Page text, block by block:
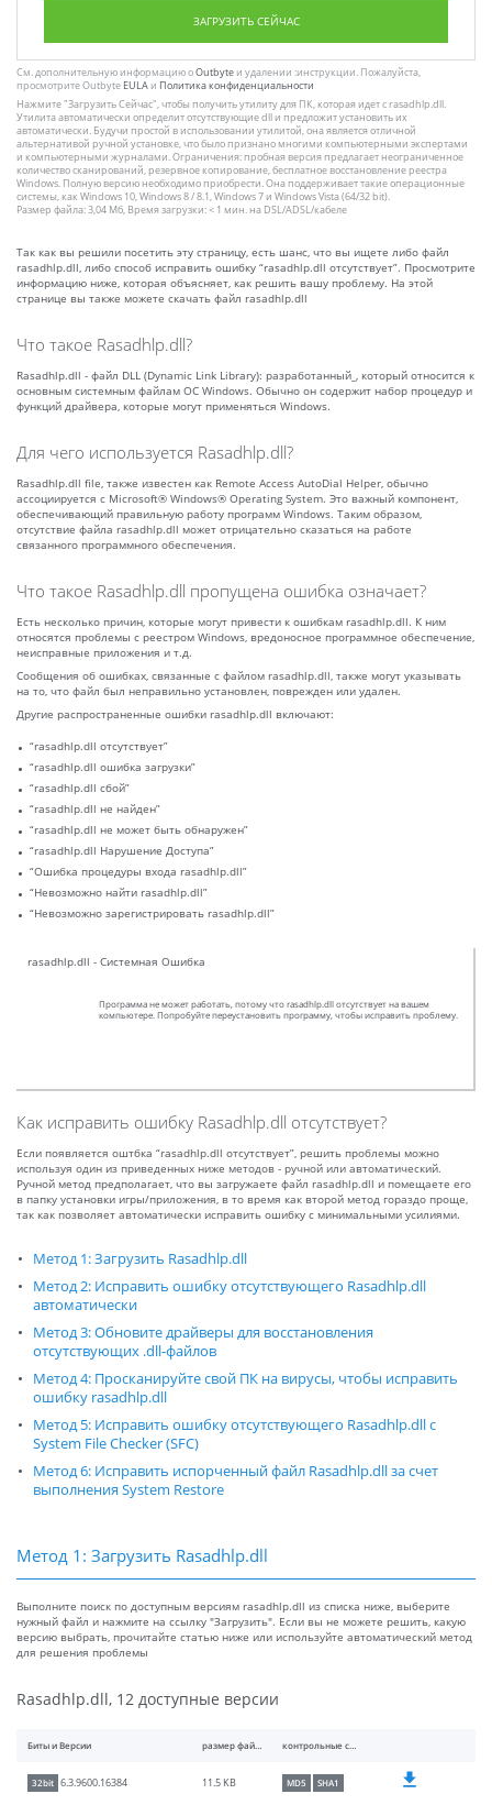
ЗАГРУЗИТЬ СЕЙЧАС
См. дополнительную информацию оOutbyteи удалении :инструкции. Пожалуйста,
просмотрите Outbyte EULAи Политика конфиденциальности
Нажмите"Загрузить Сейчас", чтобы получить утилиту для ПК, которая идет с rasadhlp.dll.
Утилита автоматически определит отсутствующие dll и предложит установить их
автоматически. Будучи простой в использовании утилитой, она является отличной
альтернативой ручной установке, что было признано многими компьютерными экспертами
и компьютерными журналами. Ограничения: пробная версия предлагает неограниченное
количество сканирований, резервное копирование, бесплатное восстановление реестра
Windows. Полную версию необходимо приобрести. Она поддерживает такие операционные
системы, как Windows 10, Windows 8 / 8.1, Windows 7 и Windows Vista (64/32 bit).
Размер файла: 3,04 Мб, Время загрузки: < 1 мин. на DSL/ADSL/кабеле
Так как вы решили посетить эту страницу, есть шанс, что вы ищете либо файл
rasadhlp.dll, либо способ исправить ошибку “rasadhlp.dll отсутствует”. Просмотрите
информацию ниже, которая объясняет, как решить вашу проблему. На этой
странице вы также можете скачать файл rasadhlp.dll
Что такое Rasadhlp.dll?
Rasadhlp.dll - файл DLL (Dynamic Link Library): разработанный_, который относится к
основным системным файлам ОС Windows. Обычно он содержит набор процедур и
функций драйвера, которые могут применяться Windows.
Для чего используется Rasadhlp.dll?
Rasadhlp.dll file, также известен как Remote Access AutoDial Helper, обычно
ассоциируется с Microsoft® Windows® Operating System. Это важный компонент,
обеспечивающий правильную работу программ Windows. Таким образом,
отсутствие файла rasadhlp.dll может отрицательно сказаться на работе
связанного программного обеспечения.
Что такое Rasadhlp.dll пропущена ошибка означает?
Есть несколько причин, которые могут привести к ошибкам rasadhlp.dll. К ним
относятся проблемы с реестром Windows, вредоносное программное обеспечение,
неисправные приложения и т.д.
Сообщения об ошибках, связанные с файлом rasadhlp.dll, также могут указывать
на то, что файл был неправильно установлен, поврежден или удален.
Другие распространенные ошибки rasadhlp.dll включают:
“rasadhlp.dll отсутствует”
“rasadhlp.dll ошибка загрузки”
“rasadhlp.dll сбой”
“rasadhlp.dll не найден”
“rasadhlp.dll не может быть обнаружен”
“rasadhlp.dll Нарушение Доступа”
“Ошибка процедуры входа rasadhlp.dll”
“Невозможно найти rasadhlp.dll”
“Невозможно зарегистрировать rasadhlp.dll”
rasadhlp.dll - Системная Ошибка
Программа не может работать, потому что rasadhlp.dll отсутствует на вашем
компьютере. Попробуйте переустановить программу, чтобы исправить проблему.
Как исправить ошибку Rasadhlp.dll отсутствует?
Если появляется оштбка “rasadhlp.dll отсутствует”, решить проблемы можно
используя один из приведенных ниже методов - ручной или автоматический.
Ручной метод предполагает, что вы загружаете файл rasadhlp.dll и помещаете его
в папку установки игры/приложения, в то время как второй метод гораздо проще,
так как позволяет автоматически исправить ошибку с минимальными усилиями.
Метод 1: Загрузить Rasadhlp.dll
Метод 2: Исправить ошибку отсутствующего Rasadhlp.dll
автоматически
Метод 3: Обновите драйверы для восстановления
отсутствующих .dll-файлов
Метод 4: Просканируйте свой ПК на вирусы, чтобы исправить
ошибку rasadhlp.dll
Метод 5: Исправить ошибку отсутствующего Rasadhlp.dll с
System File Checker (SFC)
Метод 6: Исправить испорченный файл Rasadhlp.dll за счет
выполнения System Restore
Метод 1: Загрузить Rasadhlp.dll
Выполните поиск по доступным версиям rasadhlp.dll из списка ниже, выберите
нужный файл и нажмите на ссылку "Загрузить". Если вы не можете решить, какую
версию выбрать, прочитайте статью ниже или используйте автоматический метод
для решения проблемы
Rasadhlp.dll, 12 доступные версии
Биты и Версии размер файлы контрольные суммы
32bit 6.3.9600.16384 11.5 KB MD5 SHA1